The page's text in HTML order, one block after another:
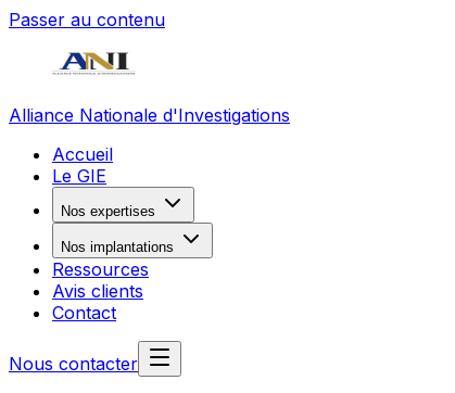
Passer au contenu
Alliance Nationale d'Investigations
Accueil
Le GIE
Nos expertises
Nos implantations
Ressources
Avis clients
Contact
Nous contacter